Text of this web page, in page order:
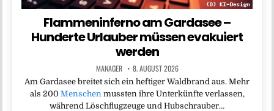
Flammeninferno am Gardasee –
Hunderte Urlauber müssen evakuiert
werden
MANAGER 8. AUGUST 2026
Am Gardasee breitet sich ein heftiger Waldbrand aus. Mehr
als 200 Menschen mussten ihre Unterkünfte verlassen,
während Löschflugzeuge und Hubschrauber…